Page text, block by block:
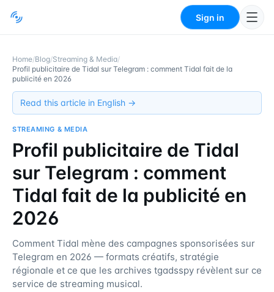
Sign in
Home/Blog/Streaming & Media/
Profil publicitaire de Tidal sur Telegram : comment Tidal fait de la
publicité en 2026
Read this article in English →
STREAMING & MEDIA
Profil publicitaire de Tidal
sur Telegram : comment
Tidal fait de la publicité en
2026
Comment Tidal mène des campagnes sponsorisées sur
Telegram en 2026 — formats créatifs, stratégie
régionale et ce que les archives tgadsspy révèlent sur ce
service de streaming musical.